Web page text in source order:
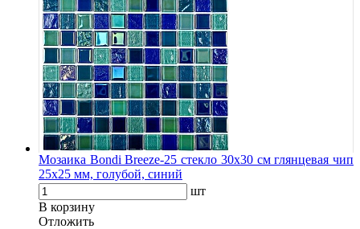
Мозаика Bondi Breeze-25 стекло 30х30 см глянцевая чип
25х25 мм, голубой, синий
шт
В корзину
Oтложить